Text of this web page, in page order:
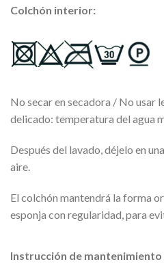
Colchón interior:
No secar en secadora / No usar
delicado: temperatura del agua
Después del lavado, déjelo en
aire.
El colchón mantendrá la forma
esponja con regularidad, para
Instrucción de